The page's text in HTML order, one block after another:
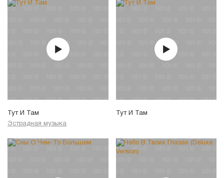
Тут И Там
Эстрадная музыка
Тут И Там